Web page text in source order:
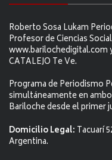
Roberto Sosa Lukam
Profesor de Ciencias
www.barilochedigital.com
CATALEJO Te Ve.
Programa de Periodismo
simultáneamente en
Bariloche desde el primer
Domicilio Legal: Tacuarí
Argentina.